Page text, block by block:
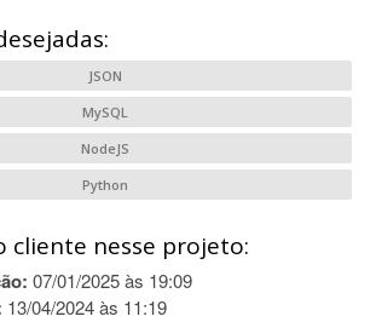
JSON
MySQL
NodeJS
Python
cliente nesse projeto:
07/01/2025 às 19:09
13/04/2024 às 11:19